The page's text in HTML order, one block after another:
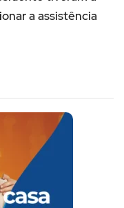
a assistência